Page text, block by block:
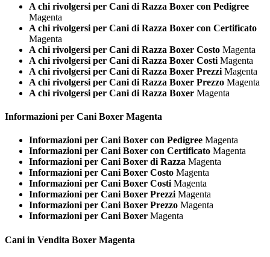
A chi rivolgersi per Cani di Razza Boxer con Pedigree
Magenta
A chi rivolgersi per Cani di Razza Boxer con Certificato
Magenta
A chi rivolgersi per Cani di Razza Boxer Costo Magenta
A chi rivolgersi per Cani di Razza Boxer Costi Magenta
A chi rivolgersi per Cani di Razza Boxer Prezzi Magenta
A chi rivolgersi per Cani di Razza Boxer Prezzo Magenta
A chi rivolgersi per Cani di Razza Boxer Magenta
Informazioni per Cani Boxer Magenta
Informazioni per Cani Boxer con Pedigree Magenta
Informazioni per Cani Boxer con Certificato Magenta
Informazioni per Cani Boxer di Razza Magenta
Informazioni per Cani Boxer Costo Magenta
Informazioni per Cani Boxer CostiMagenta
Informazioni per Cani Boxer PrezziMagenta
Informazioni per Cani Boxer Prezzo Magenta
Informazioni per Cani Boxer Magenta
Cani in Vendita Boxer Magenta